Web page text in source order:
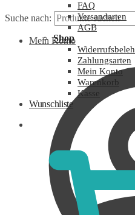
Suche nach:
Mein Konto
FAQ
Versandarten
AGB
Shop
Zahlungsarten
Mein Konto
Warenkorb
Kasse
Wunschliste